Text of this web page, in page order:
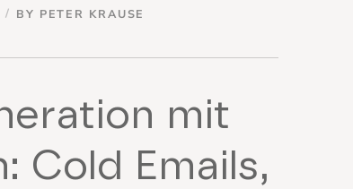
BY PETER KRAUSE
mit
Cold Emails,